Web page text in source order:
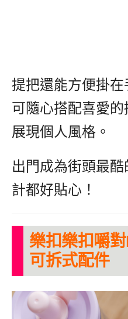
提把還能方便掛
可隨心搭配喜愛
展現個人風格。
出門成為街頭最
計都好貼心！
樂扣樂扣嚼對
可拆式配件